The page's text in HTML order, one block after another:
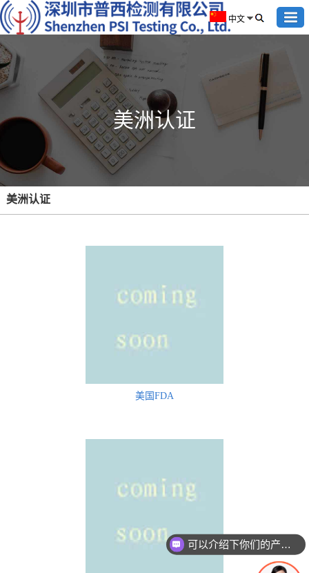
中文
美洲认证
美洲认证
美国FDA
可以介绍下你们的产品么